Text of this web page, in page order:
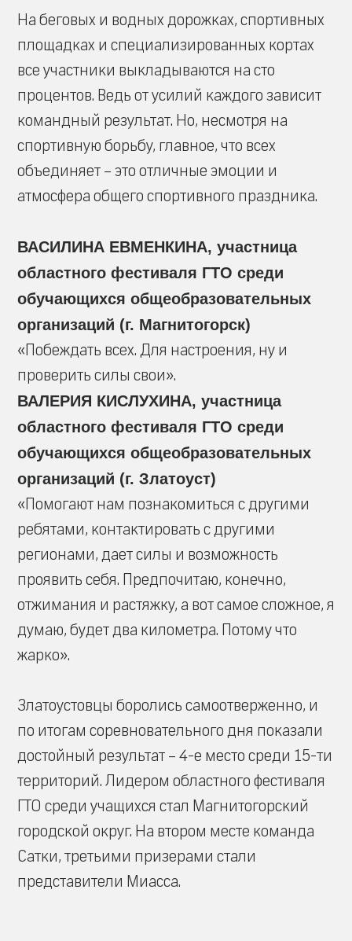
На беговых и водных дорожках, спортивных
площадках и специализированных кортах
все участники выкладываются на сто
процентов. Ведь от усилий каждого зависит
командный результат. Но, несмотря на
спортивную борьбу, главное, что всех
объединяет – это отличные эмоции и
атмосфера общего спортивного праздника.
ВАСИЛИНА ЕВМЕНКИНА, участница
областного фестиваля ГТО среди
обучающихся общеобразовательных
организаций (г. Магнитогорск)
«Побеждать всех. Для настроения, ну и
проверить силы свои».
ВАЛЕРИЯ КИСЛУХИНА, участница
областного фестиваля ГТО среди
обучающихся общеобразовательных
организаций (г. Златоуст)
«Помогают нам познакомиться с другими
ребятами, контактировать с другими
регионами, дает силы и возможность
проявить себя. Предпочитаю, конечно,
отжимания и растяжку, а вот самое сложное, я
думаю, будет два километра. Потому что
жарко».
Златоустовцы боролись самоотверженно, и
по итогам соревновательного дня показали
достойный результат – 4-е место среди 15-ти
территорий. Лидером областного фестиваля
ГТО среди учащихся стал Магнитогорский
городской округ. На втором месте команда
Сатки, третьими призерами стали
представители Миасса.